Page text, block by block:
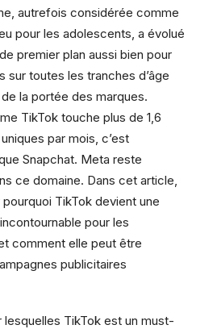
autrefois considérée comme
pour les adolescents, a évolué
premier plan aussi bien pour
sur toutes les tranches d’âge
la portée des marques.
TikTok touche plus de 1,6
par mois, c’est
Snapchat. Meta reste
ce domaine. Dans cet article,
TikTok devient une
pour les
comment elle peut être
publicitaires
lesquelles TikTok est un must-